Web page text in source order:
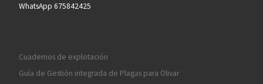
WhatsApp 675842425
Cuadernos de explotación
Guía de Gestión integrada de Plagas para Olivar